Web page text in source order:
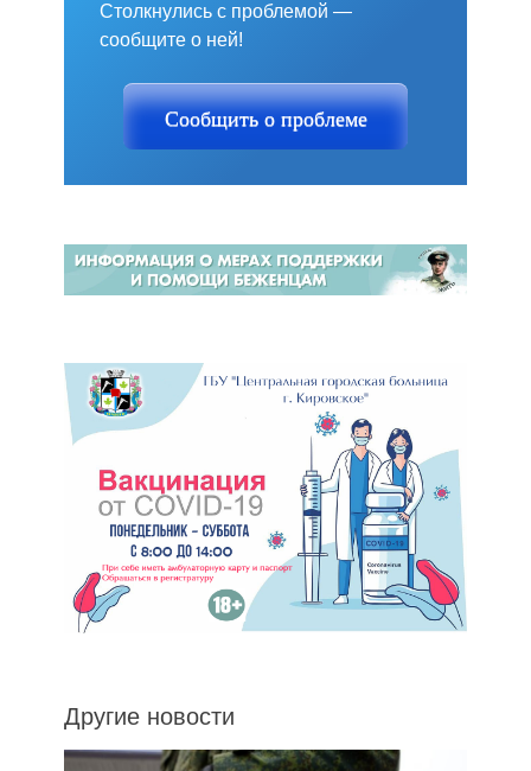
Столкнулись с проблемой —
сообщите о ней!
Сообщить о проблеме
Другие новости